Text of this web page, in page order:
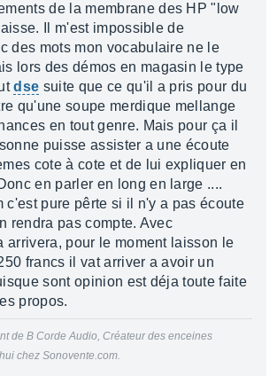
de la membrane des HP "low
Il m'est impossible de
des mots mon vocabulaire ne le
lors des démos en magasin le type
dse suite que ce qu'il a pris pour du
qu'une soupe merdique mellange
en tout genre. Mais pour ça il
puisse assister a une écoute
cote à cote et de lui expliquer en
en parler en long en large ....
c'est pure pêrte si il n'y a pas écoute
rendra pas compte. Avec
arrivera, pour le moment laisson le
francs il vat arriver a avoir un
sont opinion est déja toute faite
propos.
de B Corde Audio, Créateur des enceines
chez Sonovente.com.